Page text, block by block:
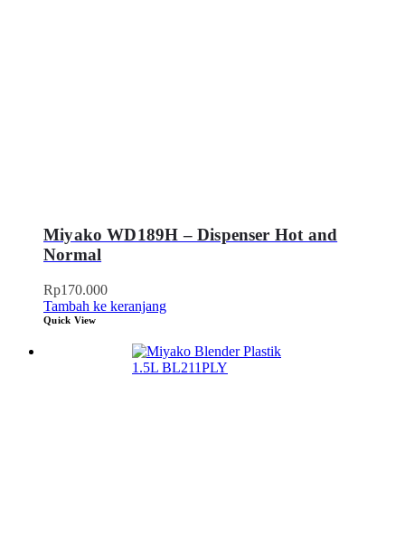
Miyako WD189H – Dispenser Hot and
Normal
Rp170.000
Tambah ke keranjang
Quick View